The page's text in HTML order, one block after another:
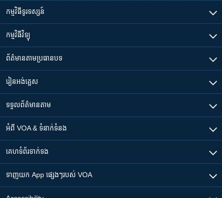
កម្មវិធី​ទូរទស្សន៍
កម្មវិធី​វិទ្យុ
ព័ត៌មាន​តាមប្រធានបទ​
រៀន​​អង់គ្លេស
ទទួល​ព័ត៌មាន​តាម
អំពី​ VOA & ទំនាក់ទំនង
គេហទំព័រ​​ទាក់ទង
ទាញយក​ App ផ្សេងៗ​របស់​ VOA